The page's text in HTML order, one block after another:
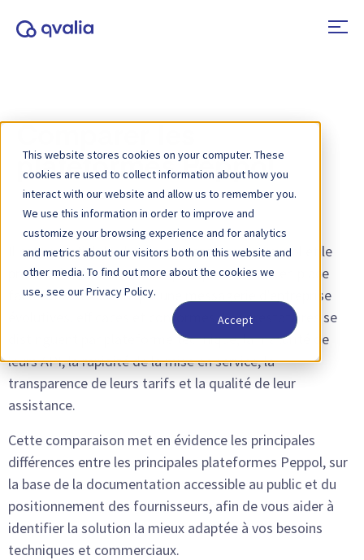
This website stores cookies on your computer. These
cookies are used to collect information about how you
interact with our website and allow us to remember you.
We use this information in order to improve and
customize your browsing experience and for analytics
and metrics about our visitors both on this website and
other media. To find out more about the cookies we
use, see our Privacy Policy.
Accept
plateformes Peppol
Il est essentiel de choisir les plateformes Peppol et le
prestataire de services adaptés pour mettre en place
facturation électronique une messagerie d'entreprise
évolutives, efficaces et conformes. Les prestataires se
distinguent par plateforme technique, la maturité de
leurs API, la rapidité de la mise en service, la
transparence de leurs tarifs et la qualité de leur
assistance.
Cette comparaison met en évidence les principales
différences entre les principales plateformes Peppol, sur
la base de la documentation accessible au public et du
positionnement des fournisseurs, afin de vous aider à
identifier la solution la mieux adaptée à vos besoins
techniques et commerciaux.